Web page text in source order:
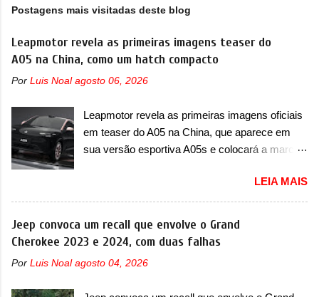
Postagens mais visitadas deste blog
Leapmotor revela as primeiras imagens teaser do
A05 na China, como um hatch compacto
Por Luis Noal agosto 06, 2026
Leapmotor revela as primeiras imagens oficiais
em teaser do A05 na China, que aparece em
sua versão esportiva A05s e colocará a marca
apresentando uma rápida expansão na China
em termos de portfólio. Apoiada pela Stellantis,
a marca confirmou a estreia de um novo
modelo compacto à sua linha. Posicionado
primeiras imagens teaser do A05, que nas
LEIA MAIS
Jeep convoca um recall que envolve o Grand
Cherokee 2023 e 2024, com duas falhas
Por Luis Noal agosto 04, 2026